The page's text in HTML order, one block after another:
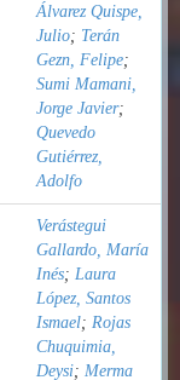
Álvarez Quispe,
Julio; Terán
Gezn, Felipe;
Sumi Mamani,
Jorge Javier;
Quevedo
Gutiérrez,
Adolfo
Verástegui
Gallardo, María
Inés; Laura
López, Santos
Ismael; Rojas
Chuquimia,
Deysi; Merma